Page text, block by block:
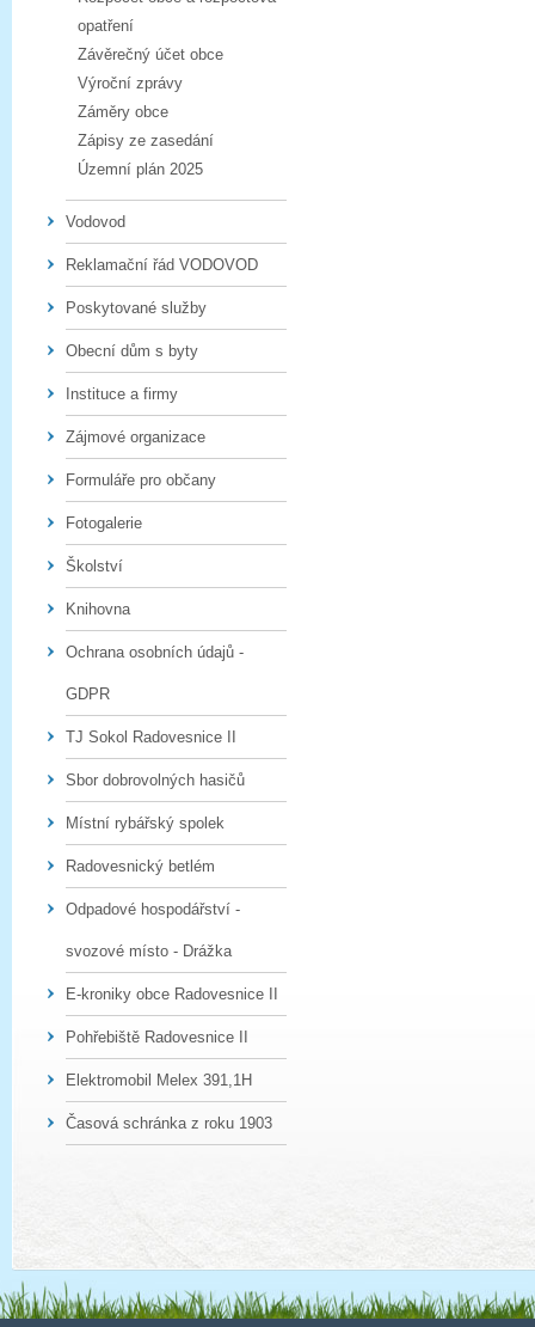
opatření
Závěrečný účet obce
Výroční zprávy
Záměry obce
Zápisy ze zasedání
Územní plán 2025
Vodovod
Reklamační řád VODOVOD
Poskytované služby
Obecní dům s byty
Instituce a firmy
Zájmové organizace
Formuláře pro občany
Fotogalerie
Školství
Knihovna
Ochrana osobních údajů -
GDPR
TJ Sokol Radovesnice II
Sbor dobrovolných hasičů
Místní rybářský spolek
Radovesnický betlém
Odpadové hospodářství -
svozové místo - Drážka
E-kroniky obce Radovesnice II
Pohřebiště Radovesnice II
Elektromobil Melex 391,1H
Časová schránka z roku 1903